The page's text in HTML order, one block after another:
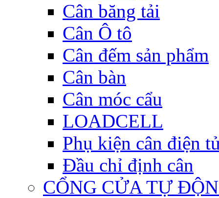
Cân băng tải
Cân Ô tô
Cân đếm sản phẩm
Cân bàn
Cân móc cẩu
LOADCELL
Phụ kiện cân điện
Đầu chỉ định cân
CỔNG CỬA TỰ